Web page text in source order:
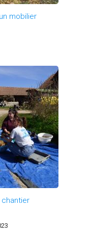
mobilier
chantier